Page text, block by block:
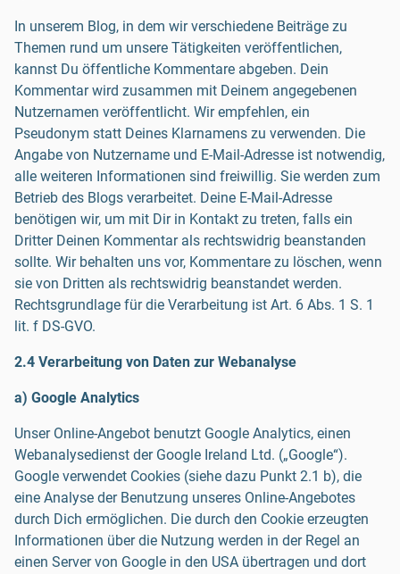
In unserem Blog, in dem wir verschiedene Beiträge zu
Themen rund um unsere Tätigkeiten veröffentlichen,
kannst Du öffentliche Kommentare abgeben. Dein
Kommentar wird zusammen mit Deinem angegebenen
Nutzernamen veröffentlicht. Wir empfehlen, ein
Pseudonym statt Deines Klarnamens zu verwenden. Die
Angabe von Nutzername und E-Mail-Adresse ist notwendig,
alle weiteren Informationen sind freiwillig. Sie werden zum
Betrieb des Blogs verarbeitet. Deine E-Mail-Adresse
benötigen wir, um mit Dir in Kontakt zu treten, falls ein
Dritter Deinen Kommentar als rechtswidrig beanstanden
sollte. Wir behalten uns vor, Kommentare zu löschen, wenn
sie von Dritten als rechtswidrig beanstandet werden.
Rechtsgrundlage für die Verarbeitung ist Art. 6 Abs. 1 S. 1
lit. f DS-GVO.
2.4 Verarbeitung von Daten zur Webanalyse
a) Google Analytics
Unser Online-Angebot benutzt Google Analytics, einen
Webanalysedienst der Google Ireland Ltd. („Google“).
Google verwendet Cookies (siehe dazu Punkt 2.1 b), die
eine Analyse der Benutzung unseres Online-Angebotes
durch Dich ermöglichen. Die durch den Cookie erzeugten
Informationen über die Nutzung werden in der Regel an
einen Server von Google in den USA übertragen und dort